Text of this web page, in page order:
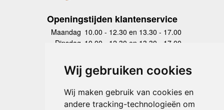
Wij gebruiken cookies
Wij maken gebruik van cookies en
andere tracking-technologieën om
Openingstijden klantenservice
Maandag 10.00 - 12.30 en 13.30 - 17.00
Dinsdag 10.00 - 12.30 en 13.30 - 17.00
Donderdag
10.00 - 12.30 en 13.30 - 17.00
Vrijdag 10.00 - 12.30 en 13.30 - 17.00
Zaterdag
gesloten
Zondag gesloten